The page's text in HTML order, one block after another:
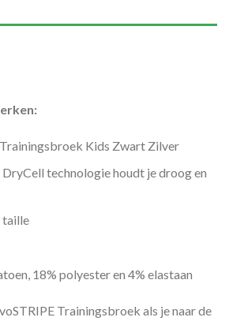
Kids Zwart Zilver
technologie houdt je droog en
taille
18% polyester en 4% elastaan
Trainingsbroek als je naar de